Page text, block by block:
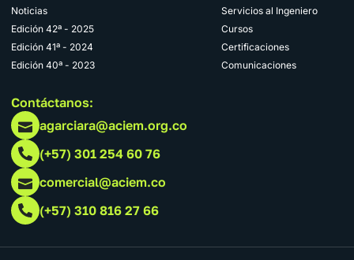
Noticias
Edición 42ª - 2025
Edición 41ª - 2024
Edición 40ª - 2023
Servicios al Ingeniero
Cursos
Certificaciones
Comunicaciones
Contáctanos:
agarciara@aciem.org.co
(+57) 301 254 60 76
comercial@aciem.co
(+57) 310 816 27 66